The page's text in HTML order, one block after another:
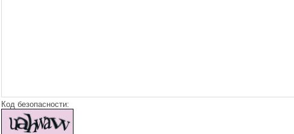
Код безопасности: